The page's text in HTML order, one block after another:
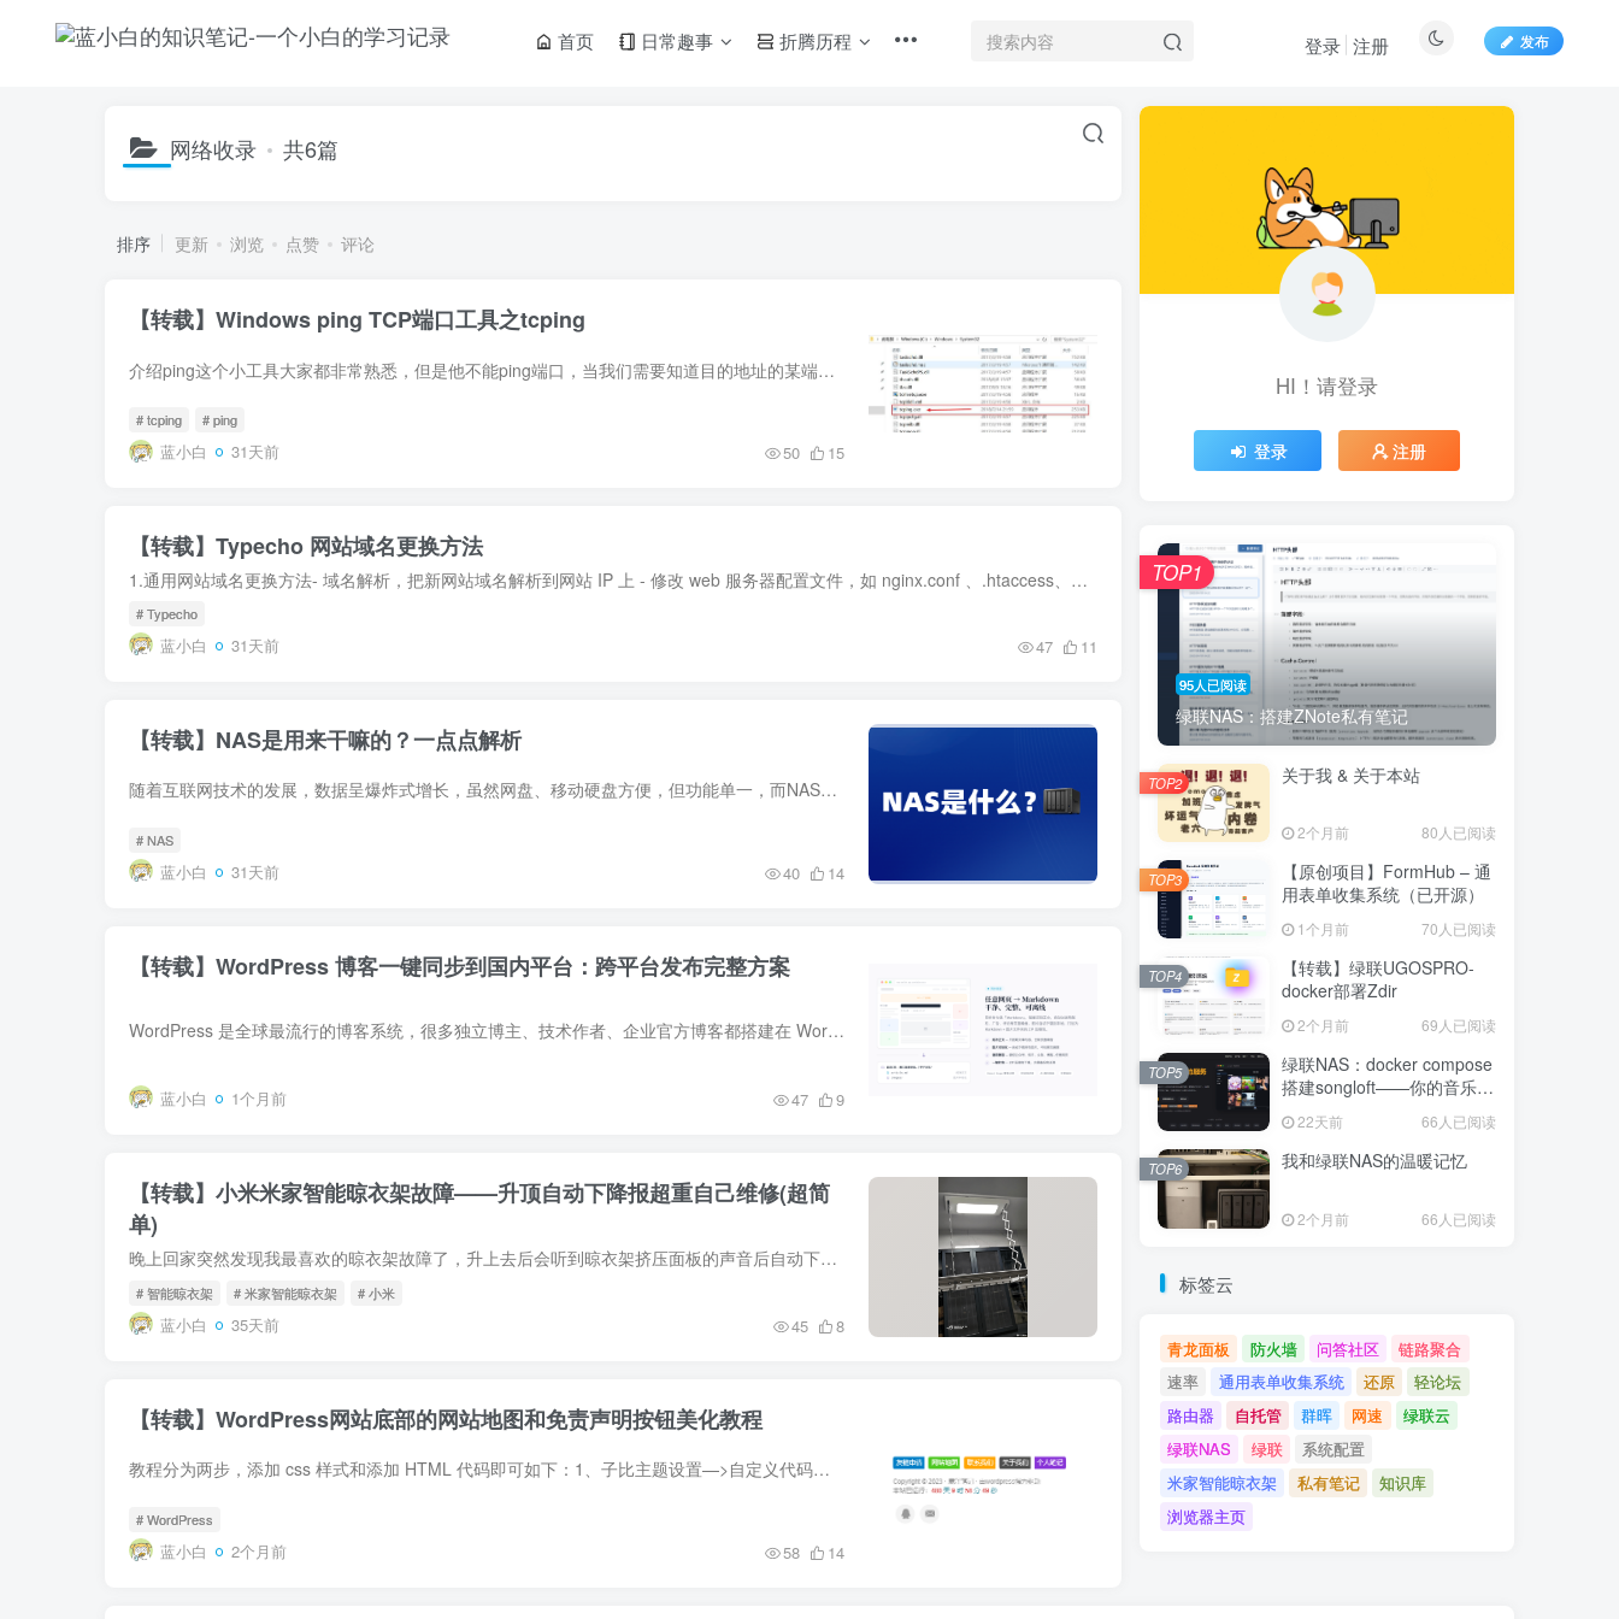
首页 日常趣事 折腾历程 发布
登录 注册
网络收录 共6篇
排序 更新 浏览 点赞 评论
【转载】Windows ping TCP端口工具之tcping
介绍ping这个小工具大家都非常熟悉，但是他不能ping端口，当我们需要知道目的地址的某端口是否开放时，这时需要用到这个tcping小工具了，Windows没有自带这个小工具，需要自己下载下来，放到指...
# tcping # ping
蓝小白 31天前 50 15
【转载】Typecho 网站域名更换方法
1.通用网站域名更换方法- 域名解析，把新网站域名解析到网站 IP 上 - 修改 web 服务器配置文件，如 nginx.conf 、.htaccess、以及配置 SSL 证书等 - 修改站点配置和网站内容2.Typecho 网站域名...
# Typecho
蓝小白 31天前 47 11
【转载】NAS是用来干嘛的？一点点解析
随着互联网技术的发展，数据呈爆炸式增长，虽然网盘、移动硬盘方便，但功能单一，而NAS的出现，逐渐成为大多数人的选择，相比网盘、移动硬盘，将数据存储在NAS里，更安全、方便，且易于共享。在...
# NAS
蓝小白 31天前 40 14
【转载】WordPress 博客一键同步到国内平台：跨平台发布完整方案
WordPress 是全球最流行的博客系统，很多独立博主、技术作者、企业官方博客都搭建在 WordPress 上。但 WordPress 博客面临一个现实问题：流量获取越来越难。 搜索引擎对独立站的流量分配在逐年...
蓝小白 1个月前 47 9
【转载】小米米家智能晾衣架故障——升顶自动下降报超重自己维修(超简
单)
晚上回家突然发现我最喜欢的晾衣架故障了，升上去后会听到晾衣架挤压面板的声音后自动下降，同时伴有超重报警声(滴滴两声)！我这都三年了找售后划不来，于是网上各种查资料，没找到这一款的资料...
# 智能晾衣架 # 米家智能晾衣架 # 小米
蓝小白 35天前 45 8
【转载】WordPress网站底部的网站地图和免责声明按钮美化教程
教程分为两步，添加 css 样式和添加 HTML 代码即可如下：1、子比主题设置—>自定义代码—>自定义 CSS 样式：,添加以下 CSS 代码：/*CSS 代码网站底部按钮美化 */ :root{--theme-color:#f0...
# WordPress
蓝小白 2个月前 58 14
HI！请登录
登录 注册
95人已阅读
绿联NAS：搭建ZNote私有笔记
TOP1
关于我 & 关于本站
2个月前 80人已阅读
TOP2
【原创项目】FormHub – 通
用表单收集系统（已开源）
1个月前 70人已阅读
TOP3
【转载】绿联UGOSPRO-
docker部署Zdir
2个月前 69人已阅读
TOP4
绿联NAS：docker compose
搭建songloft——你的音乐，
你的服务器
22天前 66人已阅读
TOP5
我和绿联NAS的温暖记忆
2个月前 66人已阅读
TOP6
标签云
青龙面板 防火墙 问答社区
链路聚合
速率
通用表单收集系统 还原
轻论坛
路由器​
自托管 群晖 网速
绿联云
绿联NAS
绿联
系统配置
米家智能晾衣架
私有笔记
知识库
浏览器主页